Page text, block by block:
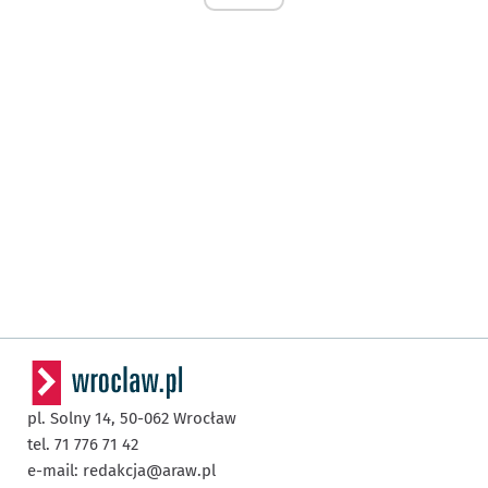
pl. Solny 14, 50-062 Wrocław
tel. 71 776 71 42
e-mail: redakcja@araw.pl